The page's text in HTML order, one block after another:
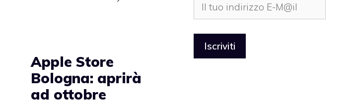
Apple Store
Bologna: aprirà
ad ottobre